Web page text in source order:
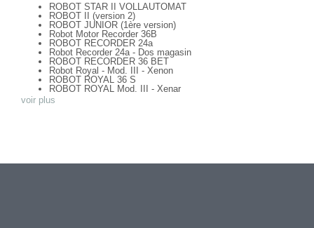
ROBOT STAR II VOLLAUTOMAT
ROBOT II (version 2)
ROBOT JUNIOR (1ère version)
Robot Motor Recorder 36B
ROBOT RECORDER 24a
Robot Recorder 24a - Dos magasin
ROBOT RECORDER 36 BET
Robot Royal - Mod. III - Xenon
ROBOT ROYAL 36 S
ROBOT ROYAL Mod. III - Xenar
ROBOT STAR
voir plus